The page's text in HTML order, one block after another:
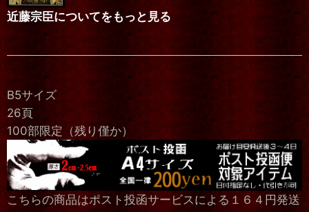
近藤宗臣についてをもっと見る
B5サイズ
26頁
100部限定（残り僅か）
こちらの商品はポスト投函サービスによる１６４円発送